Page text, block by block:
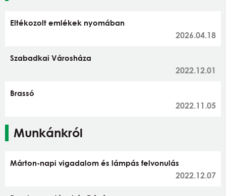
Eltékozolt emlékek nyomában
2026.04.18
Szabadkai Városháza
2022.12.01
Brassó
2022.11.05
Munkánkról
Márton-napi vigadalom és lámpás felvonulás
2022.12.07